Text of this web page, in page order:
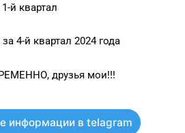
й квартал
4-й квартал 2024 года
друзья мои!!!
информации в telagram